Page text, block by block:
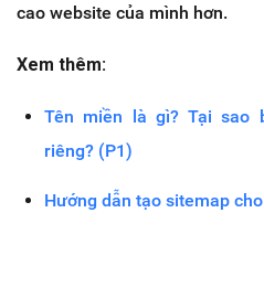
cao website của mình hơn.
Xem thêm:
Tên miền là gì? Tại sao
riêng? (P1)
Hướng dẫn tạo sitemap